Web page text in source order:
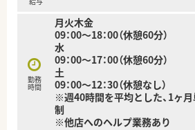
積極的に挑戦してスキルアップを目指
す。
■アロマやハーブの知識を活かしなが
組み合わせた統合医療の提供にやりが
います。
勤務
時間
月火木金
09：00～18：00（休憩60分）
水
09：00～17：00（休憩60分）
土
09：00～12：30（休憩なし）
※週40時間を平均とした、1ヶ
制
※他店へのヘルプ業務あり